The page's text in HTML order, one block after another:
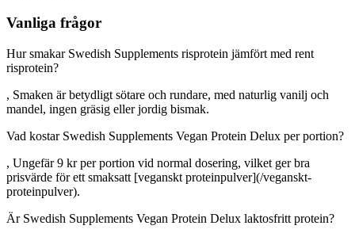
Vanliga frågor
Hur smakar Swedish Supplements risprotein jämfört med rent
risprotein?
, Smaken är betydligt sötare och rundare, med naturlig vanilj och
mandel, ingen gräsig eller jordig bismak.
Vad kostar Swedish Supplements Vegan Protein Delux per portion?
, Ungefär 9 kr per portion vid normal dosering, vilket ger bra
prisvärde för ett smaksatt [veganskt proteinpulver](/veganskt-
proteinpulver).
Är Swedish Supplements Vegan Protein Delux laktosfritt protein?